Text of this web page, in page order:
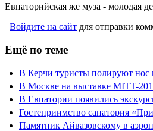
Евпаторийская же муза - молодая
Войдите на сайт для отправки
Ещё по теме
В Керчи туристы полируют
В Москве на выставке MITT-
В Евпатории появились
Гостеприимство санатория
Памятник Айвазовскому в